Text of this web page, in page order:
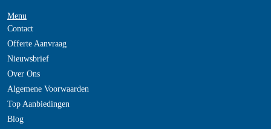
Menu
Contact
Offerte Aanvraag
Nieuwsbrief
Over Ons
Algemene Voorwaarden
Top Aanbiedingen
Blog